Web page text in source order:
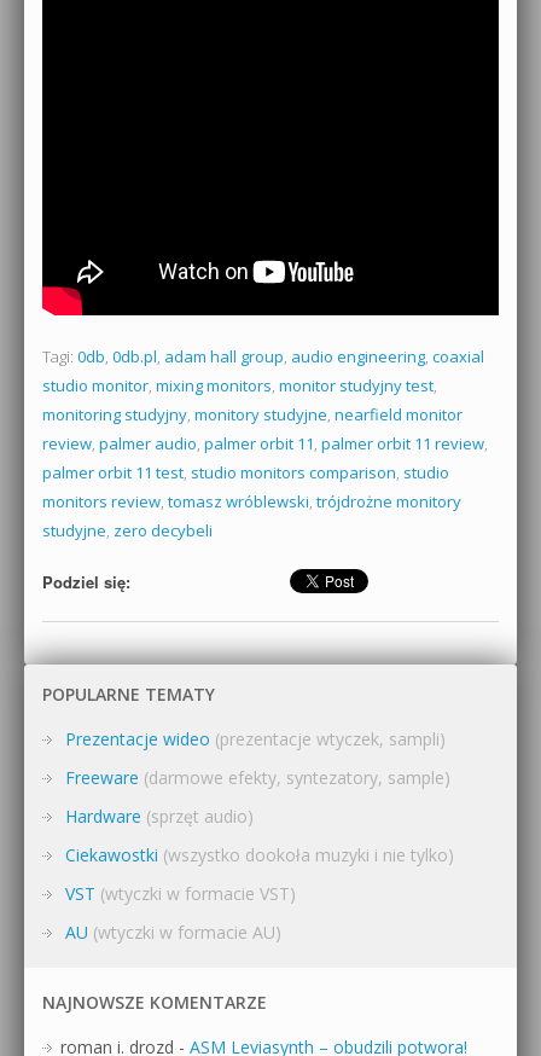
Tagi: 0db, 0db.pl, adam hall group, audio engineering, coaxial
studio monitor, mixing monitors, monitor studyjny test,
monitoring studyjny, monitory studyjne, nearfield monitor
review, palmer audio, palmer orbit 11, palmer orbit 11 review,
palmer orbit 11 test, studio monitors comparison, studio
monitors review, tomasz wróblewski, trójdrożne monitory
studyjne, zero decybeli
Podziel się:
POPULARNE TEMATY
Prezentacje wideo (prezentacje wtyczek, sampli)
Freeware (darmowe efekty, syntezatory, sample)
Hardware (sprzęt audio)
Ciekawostki (wszystko dookoła muzyki i nie tylko)
VST (wtyczki w formacie VST)
AU (wtyczki w formacie AU)
NAJNOWSZE KOMENTARZE
roman i. drozd - ASM Leviasynth – obudzili potwora!